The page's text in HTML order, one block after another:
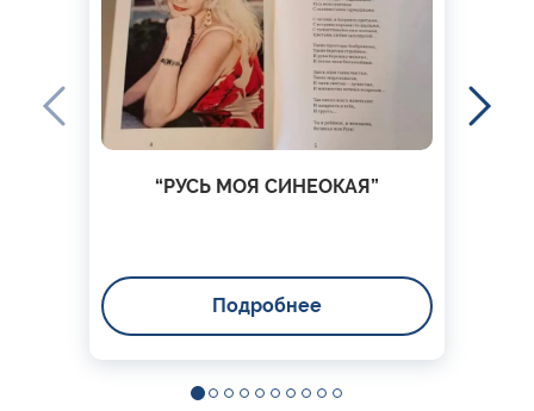
“РУСЬ МОЯ СИНЕОКАЯ”
Подробнее